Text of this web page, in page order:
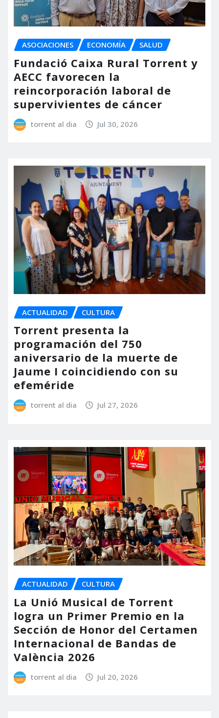
ASOCIACIONES ECONOMÍA SALUD
Fundació Caixa Rural Torrent y
AECC favorecen la
reincorporación laboral de
supervivientes de cáncer
torrent al dia Jul 30, 2026
ACTUALIDAD CULTURA
Torrent presenta la
programación del 750
aniversario de la muerte de
Jaume I coincidiendo con su
efeméride
torrent al dia Jul 27, 2026
ACTUALIDAD CULTURA
La Unió Musical de Torrent
logra un Primer Premio en la
Sección de Honor del Certamen
Internacional de Bandas de
València 2026
torrent al dia Jul 20, 2026